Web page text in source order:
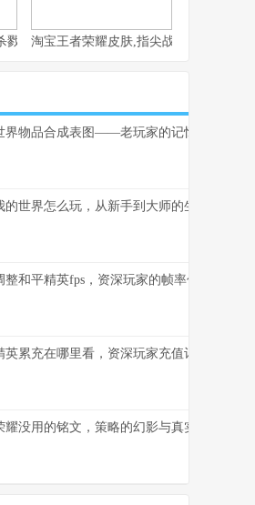
戮艺术的极致演绎
淘宝王者荣耀皮肤,指尖战场的虚拟华裳
界物品合成表图——老玩家的记忆与智慧
的世界怎么玩，从新手到大师的生存指南
整和平精英fps，资深玩家的帧率优化指南
英累充在哪里看，资深玩家充值记录查阅指
耀没用的铭文，策略的幻影与真实的战场